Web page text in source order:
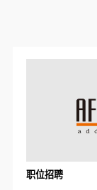
职位招聘